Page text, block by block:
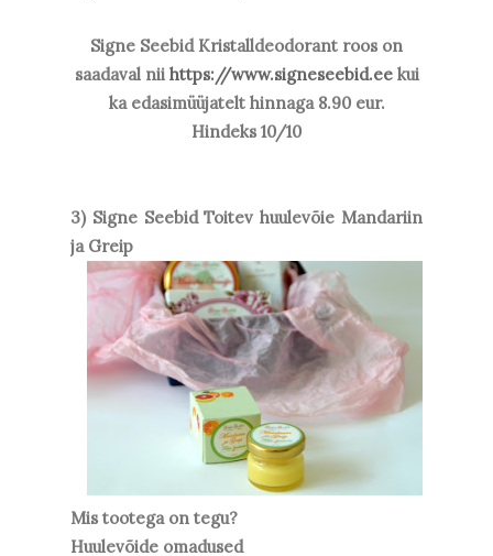
Signe Seebid Kristalldeodorant roos on
saadaval nii https://www.signeseebid.eekui
ka edasimüüjatelt hinnaga 8.90 eur.
Hindeks 10/10
3) Signe Seebid Toitev huulevõie Mandariin
ja Greip
Mis tootega on tegu?
Huulevõide omadused